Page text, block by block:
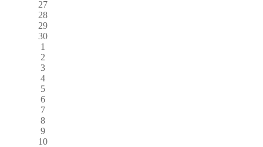
27
28
29
30
1
2
3
4
5
6
7
8
9
10